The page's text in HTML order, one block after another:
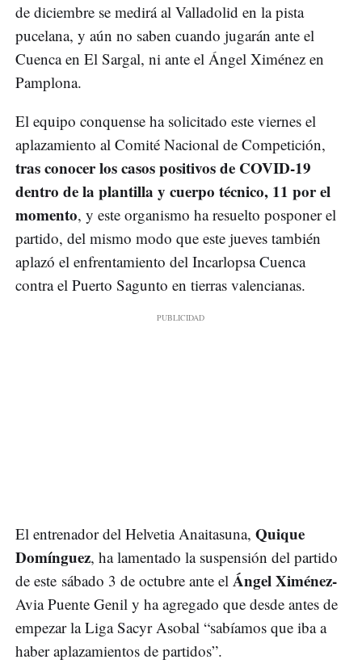
de diciembre se medirá al Valladolid en la pista
pucelana, y aún no saben cuando jugarán ante el
Cuenca en El Sargal, ni ante el Ángel Ximénez en
Pamplona.
El equipo conquense ha solicitado este viernes el
aplazamiento al Comité Nacional de Competición,
tras conocer los casos positivos de COVID-19
dentro de la plantilla y cuerpo técnico, 11 por el
momento, y este organismo ha resuelto posponer el
partido, del mismo modo que este jueves también
aplazó el enfrentamiento del Incarlopsa Cuenca
contra el Puerto Sagunto en tierras valencianas.
El entrenador del Helvetia Anaitasuna, Quique
Domínguez, ha lamentado la suspensión del partido
de este sábado 3 de octubre ante el Ángel Ximénez-
Avia Puente Genil y ha agregado que desde antes de
empezar la Liga Sacyr Asobal “sabíamos que iba a
haber aplazamientos de partidos”.